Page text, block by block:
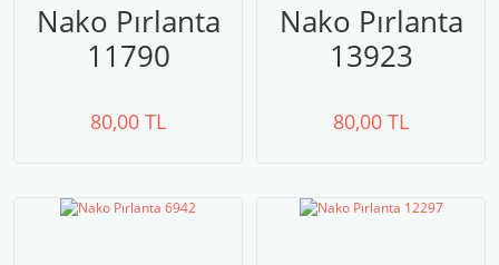
Nako Pırlanta
11790
80,00 TL
Nako Pırlanta
13923
80,00 TL